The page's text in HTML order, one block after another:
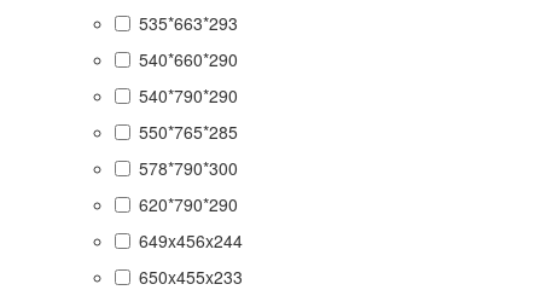
535*663*293
540*660*290
540*790*290
550*765*285
578*790*300
620*790*290
649x456x244
650x455x233